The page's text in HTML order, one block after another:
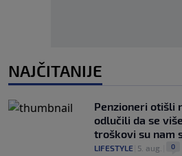
NAJČITANIJE
Penzioneri otišli
odlučili da se
troškovi su nam
LIFESTYLE 5. aug. 0